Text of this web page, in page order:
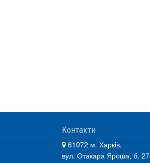
Контакти
61072 м. Харків,
вул. Отакара Яроша, б. 27